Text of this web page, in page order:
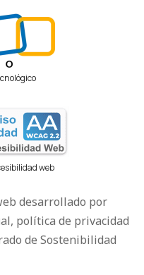
web
desarrollado por
política de privacidad
de Sostenibilidad